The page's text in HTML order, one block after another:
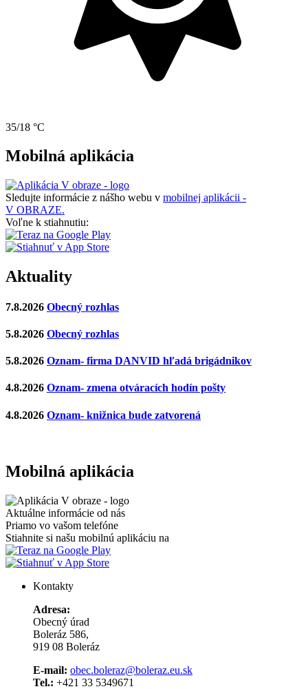
35/18 °C
Mobilná aplikácia
Sledujte informácie z nášho webu v mobilnej aplikácii -
V OBRAZE.
Voľne k stiahnutiu:
Aktuality
7.8.2026 Obecný rozhlas
5.8.2026 Obecný rozhlas
5.8.2026 Oznam- firma DANVID hľadá brigádnikov
4.8.2026 Oznam- zmena otváracích hodín pošty
4.8.2026 Oznam- knižnica bude zatvorená
Mobilná aplikácia
Aktuálne informácie od nás
Priamo vo vašom telefóne
Stiahnite si našu mobilnú aplikáciu na
Kontakty
Adresa:
Obecný úrad
Boleráz 586,
919 08 Boleráz
E-mail: obec.boleraz@boleraz.eu.sk
Tel.: +421 33 5349671